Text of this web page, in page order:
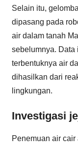
Selain itu,
dipasang pada
air dalam tanah
sebelumnya. Data
terbentuknya air
dihasilkan dari
lingkungan.
Investigasi
Penemuan air